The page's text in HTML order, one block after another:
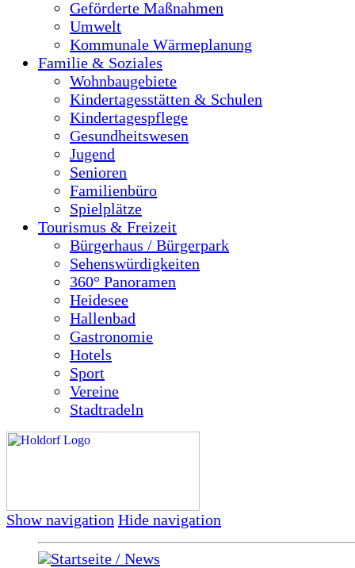
Geförderte Maßnahmen
Umwelt
Kommunale Wärmeplanung
Familie & Soziales
Wohnbaugebiete
Kindertagesstätten & Schulen
Kindertagespflege
Gesundheitswesen
Jugend
Senioren
Familienbüro
Spielplätze
Tourismus & Freizeit
Bürgerhaus / Bürgerpark
Sehenswürdigkeiten
360° Panoramen
Heidesee
Hallenbad
Gastronomie
Hotels
Sport
Vereine
Stadtradeln
Show navigation Hide navigation
Startseite / News